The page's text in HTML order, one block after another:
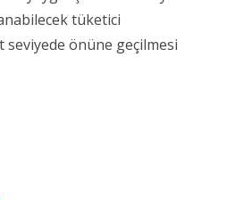
tüketici
önüne geçilmesi